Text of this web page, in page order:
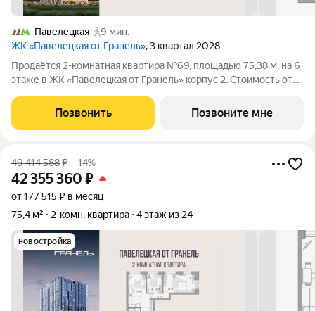
Павелецкая
9 мин.
ЖК «Павелецкая от Гранель», 3 квартал 2028
Продаётся 2-комнатная квартира №69, площадью 75,38 м, на 6
этаже в ЖК «Павелецкая от Гранель» корпус 2. Стоимость от
окна во двор. «Павелецкая от Гранель» проект бизнес-класса в
историческом
Позвонить Позвоните мне
49 414 588₽ –14%
42 355 360 ₽
от 177 515 ₽ в месяц
75,4 м²
2-комн. квартира 4 этаж из 24
новостройка